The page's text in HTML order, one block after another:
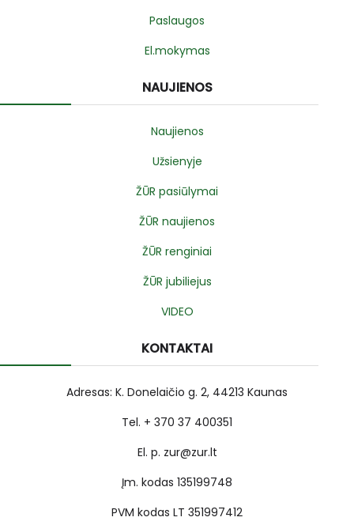
Paslaugos
El.mokymas
NAUJIENOS
Naujienos
Užsienyje
ŽŪR pasiūlymai
ŽŪR naujienos
ŽŪR renginiai
ŽŪR jubiliejus
VIDEO
KONTAKTAI
Adresas: K. Donelaičio g. 2, 44213 Kaunas
Tel. + 370 37 400351
El. p. zur@zur.lt
Įm. kodas 135199748
PVM kodas LT 351997412